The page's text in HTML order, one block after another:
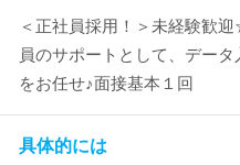
＜正社員採用！＞未経験歓
員のサポートとして、デー
をお任せ♪面接基本１回
具体的には